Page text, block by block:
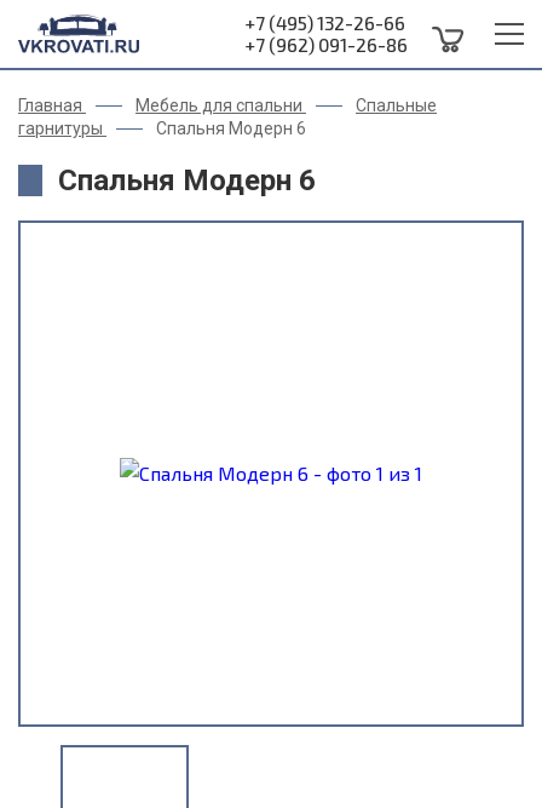
+7 (495) 132-26-66
+7 (962) 091-26-86
Главная Мебель для спальни
Спальные
гарнитуры
Спальня Модерн 6
Спальня Модерн 6